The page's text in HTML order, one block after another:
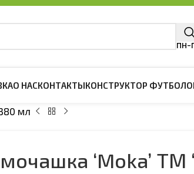
г.
пн-
футболки
О НАСКОНТАКТЫКОНСТРУКТОР
мл
‘Moka’ ТМ